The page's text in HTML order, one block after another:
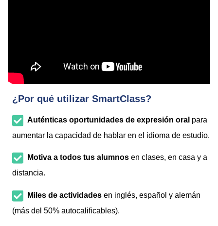
¿Por qué utilizar SmartClass?
Auténticas oportunidades de expresión oral para
aumentar la capacidad de hablar en el idioma de estudio.
Motiva a todos tus alumnosen clases, en casa y a
distancia.
Miles de actividadesen inglés, español y alemán
(más del 50% autocalificables).